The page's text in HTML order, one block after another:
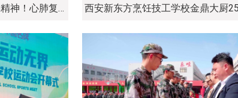
劳模工匠进校园！“三秦工匠”的精神！心肺复苏术！海姆立克急救法！你学会了吗？